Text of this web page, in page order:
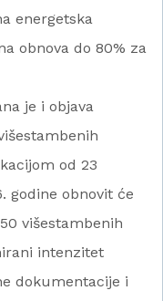
energetska
obnova do 80% za
je i objava
od 23
godine obnovit će
višestambenih
intenzitet
dokumentacije i